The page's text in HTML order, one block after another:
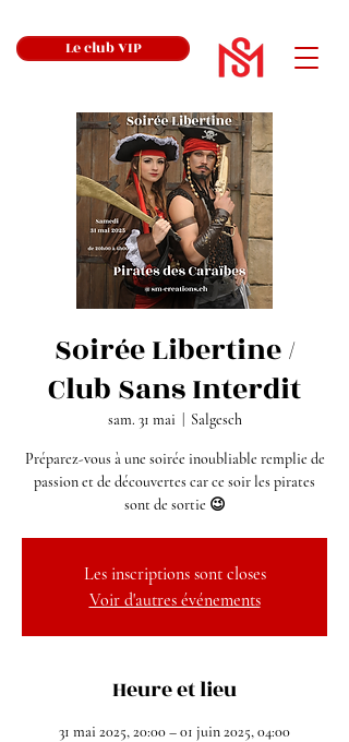
Le club VIP
Soirée Libertine /
Club Sans Interdit
sam. 31 mai Salgesch
Préparez-vous à une soirée inoubliable remplie de
passion et de découvertes car ce soir les pirates
sont de sortie 😉
Les inscriptions sont closes
Voir d'autres événements
Heure et lieu
31 mai 2025, 20:00 – 01 juin 2025, 04:00